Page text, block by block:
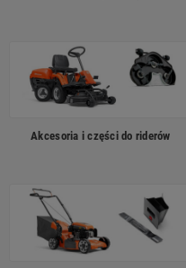
Akcesoria i części do riderów